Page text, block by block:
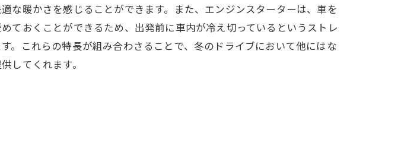
な暖かさを感じることができます。また、エンジンスターターは、車を
ておくことができるため、出発前に車内が冷え切っているというストレ
。これらの特長が組み合わさることで、冬のドライブにおいて他にはな
してくれます。